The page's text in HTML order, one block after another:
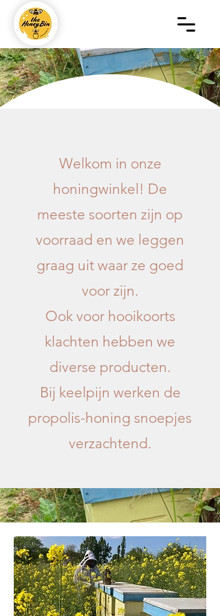
Welkom in onze
honingwinkel! De
meeste soorten zijn op
voorraad en we leggen
graag uit waar ze goed
voor zijn.
Ook voor hooikoorts
klachten hebben we
diverse producten.
Bij keelpijn werken de
propolis-honing snoepjes
verzachtend.